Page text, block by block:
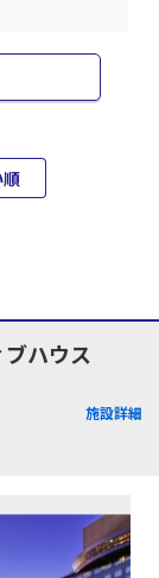
ブハウス
施設詳細